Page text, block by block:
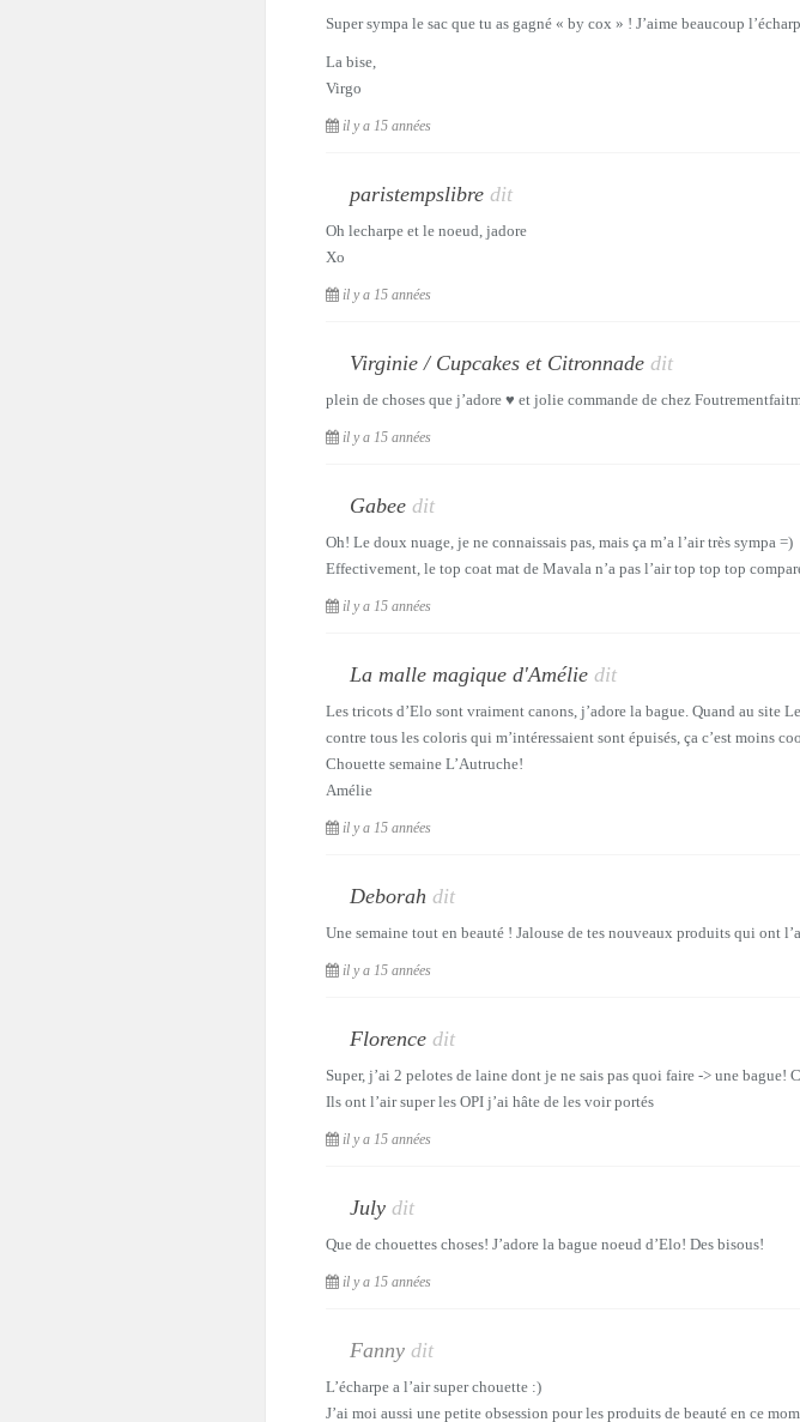
Super sympa le sac que tu as gagné « by cox » ! J’aime beaucoup
La bise,
Virgo
il y a 15 années
paristempslibre dit
Oh lecharpe et le noeud, jadore
Xo
il y a 15 années
Virginie / Cupcakes et Citronnade dit
plein de choses que j’adore ♥ et jolie commande de chez
il y a 15 années
Gabee dit
Oh! Le doux nuage, je ne connaissais pas, mais ça m’a l’air très sympa =)
Effectivement, le top coat mat de Mavala n’a pas l’air top top top
il y a 15 années
La malle magique d'Amélie dit
Les tricots d’Elo sont vraiment canons, j’adore la bague. Quand au site
contre tous les coloris qui m’intéressaient sont épuisés, ça c’est moins
Chouette semaine L’Autruche!
Amélie
il y a 15 années
Deborah dit
Une semaine tout en beauté ! Jalouse de tes nouveaux produits qui ont
il y a 15 années
Florence dit
Super, j’ai 2 pelotes de laine dont je ne sais pas quoi faire -> une bague!
Ils ont l’air super les OPI j’ai hâte de les voir portés
il y a 15 années
July dit
Que de chouettes choses! J’adore la bague noeud d’Elo! Des bisous!
il y a 15 années
Fanny dit
L’écharpe a l’air super chouette :)
J’ai moi aussi une petite obsession pour les produits de beauté en ce